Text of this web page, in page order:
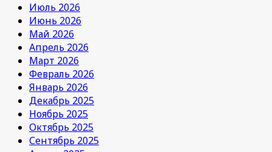
Июль 2026
Июнь 2026
Май 2026
Апрель 2026
Март 2026
Февраль 2026
Январь 2026
Декабрь 2025
Ноябрь 2025
Октябрь 2025
Сентябрь 2025